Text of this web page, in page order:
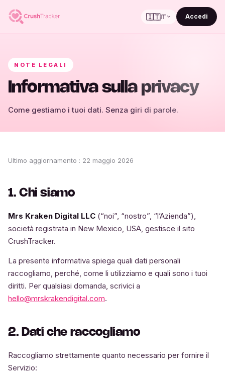
🇮🇹IT Accedi
NOTE LEGALI
Informativa sulla privacy
Come gestiamo i tuoi dati. Senza giri di parole.
Ultimo aggiornamento : 22 maggio 2026
1. Chi siamo
Mrs Kraken Digital LLC (“noi”, “nostro”, “l’Azienda”),
società registrata in New Mexico, USA, gestisce il sito
CrushTracker.
La presente informativa spiega quali dati personali
raccogliamo, perché, come li utilizziamo e quali sono i tuoi
diritti. Per qualsiasi domanda, scrivici a
hello@mrskrakendigital.com.
2. Dati che raccogliamo
Raccogliamo strettamente quanto necessario per fornire il
Servizio: